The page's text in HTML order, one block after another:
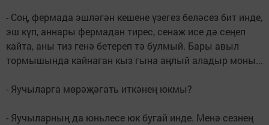
- Соң, фермада эшләгән кешене үзегез беләсез бит инде,
эш күп, аннары фермадан тирес, сенаж исе дә сеңеп
кайта, аны тиз генә бетереп тә булмый. Бары авыл
тормышында кайнаган кыз гына аңлый аладыр моны...
- Яучыларга мөрәҗәгать иткәнең юкмы?
- Яучыларның да юньлесе юк бугай инде. Менә сезнең